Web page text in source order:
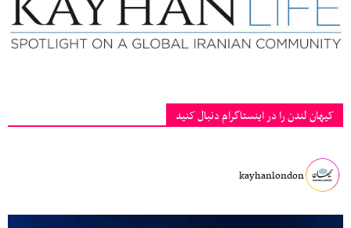
کیهان لندن را در اینستاگرام دنبال کنید
kayhanlondon